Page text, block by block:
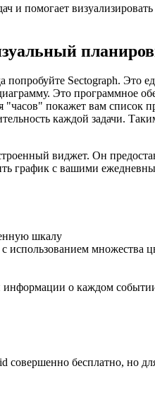
и помогает
Sectograph. Это
Это программное
покажет вам список
каждой задачи.
виджет. Он
график с вашими
шкалу
использованием множества
информации о каждом
совершенно бесплатно, но